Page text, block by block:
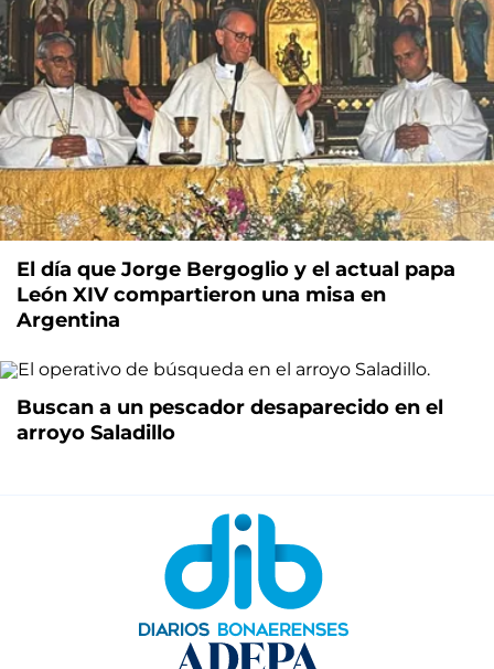
El día que Jorge Bergoglio y el actual papa
León XIV compartieron una misa en
Argentina
Buscan a un pescador desaparecido en el
arroyo Saladillo